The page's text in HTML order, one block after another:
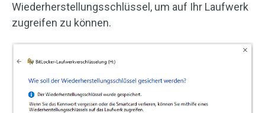
Wiederherstellungsschlüssel, um auf Ihr Laufwerk
zugreifen zu können.